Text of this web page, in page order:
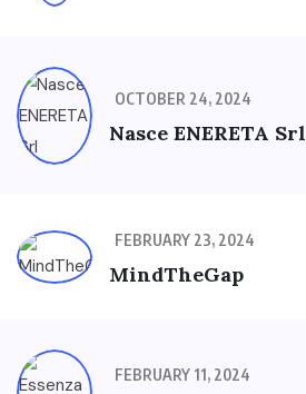
OCTOBER 24, 2024
Nasce ENERETA Srl
FEBRUARY 23, 2024
MindTheGap
FEBRUARY 11, 2024